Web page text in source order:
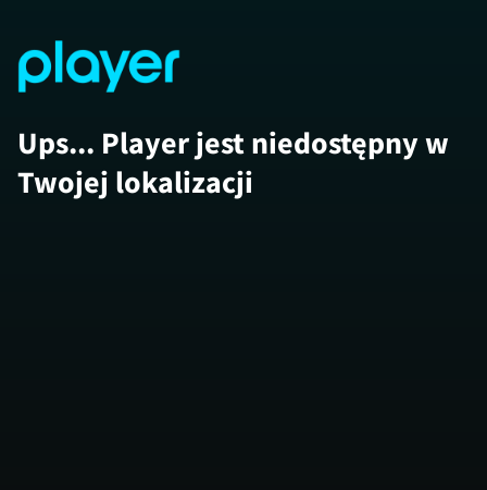
Ups... Player jest niedostępny w
Twojej lokalizacji